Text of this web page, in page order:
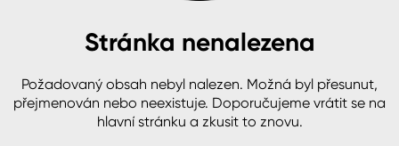
B2B +420 800 145 555Po – Pá: 8:00–15:00
Česko
Slovensko Polsko Worldwide
Plast, sklo, keramika
Stěny
Fasády
Stránka nenalezena
Požadovaný obsah nebyl nalezen. Možná byl přesunut,
přejmenován nebo neexistuje. Doporučujeme vrátit se na
hlavní stránku a zkusit to znovu.